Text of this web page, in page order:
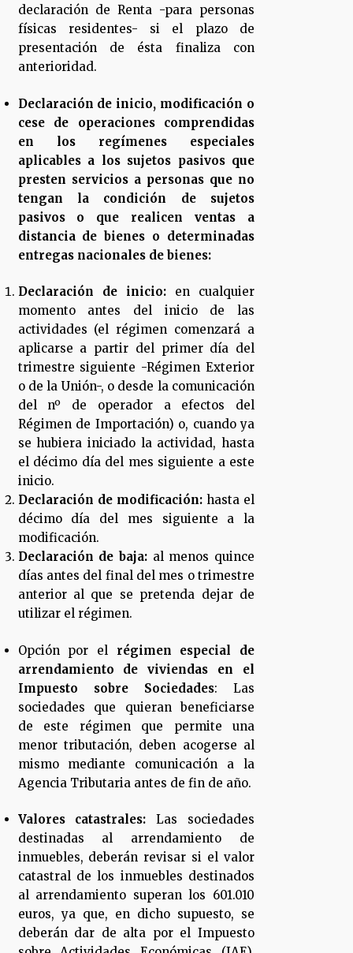
declaración de Renta -para personas
físicas residentes- si el plazo de
presentación de ésta finaliza con
anterioridad.
Declaración de inicio, modificación o
cese de operaciones comprendidas
en los regímenes especiales
aplicables a los sujetos pasivos que
presten servicios a personas que no
tengan la condición de sujetos
pasivos o que realicen ventas a
distancia de bienes o determinadas
entregas nacionales de bienes:
Declaración de inicio:en cualquier
momento antes del inicio de las
actividades (el régimen comenzará a
aplicarse a partir del primer día del
trimestre siguiente -Régimen Exterior
o de la Unión-, o desde la comunicación
del nº de operador a efectos del
Régimen de Importación) o, cuando ya
se hubiera iniciado la actividad, hasta
el décimo día del mes siguiente a este
inicio.
Declaración de modificación:hasta el
décimo día del mes siguiente a la
modificación.
Declaración de baja: al menos quince
días antes del final del mes o trimestre
anterior al que se pretenda dejar de
utilizar el régimen.
Opción por el régimen especial de
arrendamiento de viviendas en el
Impuesto sobre Sociedades: Las
sociedades que quieran beneficiarse
de este régimen que permite una
menor tributación, deben acogerse al
mismo mediante comunicación a la
Agencia Tributaria antes de fin de año.
Valores catastrales: Las sociedades
destinadas al arrendamiento de
inmuebles, deberán revisar si el valor
catastral de los inmuebles destinados
al arrendamiento superan los 601.010
euros, ya que, en dicho supuesto, se
deberán dar de alta por el Impuesto